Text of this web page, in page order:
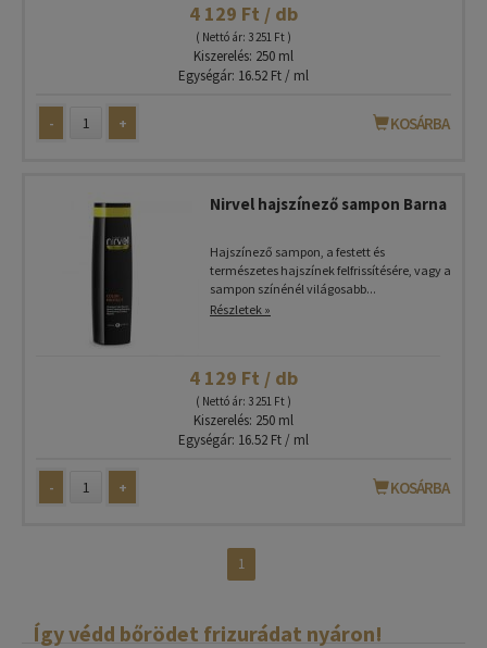
4 129 Ft / db
( Nettó ár: 3 251 Ft )
Kiszerelés: 250 ml
Egységár: 16.52 Ft / ml
- + KOSÁRBA
Nirvel hajszínező sampon Barna
Hajszínező sampon, a festett és
természetes hajszínek felfrissítésére, vagy a
sampon színénél világosabb...
Részletek »
4 129 Ft / db
( Nettó ár: 3 251 Ft )
Kiszerelés: 250 ml
Egységár: 16.52 Ft / ml
- + KOSÁRBA
1
Így védd bőrödet frizurádat nyáron!